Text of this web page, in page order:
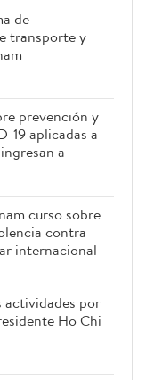
de
transporte y
prevención y
19 aplicadas a
a
curso sobre
contra
internacional
actividades por
Ho Chi